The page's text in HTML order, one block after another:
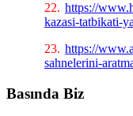
22. https://
kazasi-tatbikati-
23. https://
sahnelerini-
Basında Biz